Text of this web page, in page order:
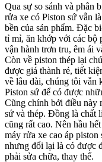
Qua sự so sánh và phân
rửa xe có Piston sứ vẫn
bền của sản phẩm. Đặc
tỉ mỉ, ăn khớp với các bộ
vận hành trơn tru, êm ái
Còn về piston thép lại
được giá thành rẻ, tiết
về lâu dài, chúng tôi vẫn
Piston sứ để có được
Cũng chính bởi điều này
sứ và thép. Đồng là chất
cũng rất cao. Nên hầu
máy rửa xe cao áp
nhưng đổi lại là có được
phải sửa chữa, thay thế.